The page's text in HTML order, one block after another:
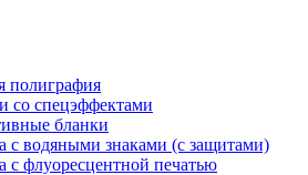
полиграфия
со спецэффектами
бланки
с водяными знаками (с защитами)
с флуоресцентной печатью